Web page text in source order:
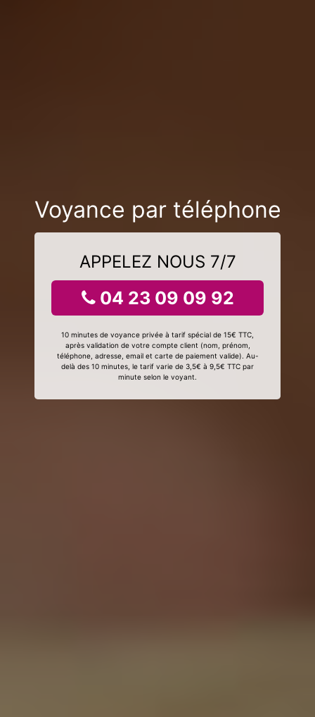
Voyance par téléphone
APPELEZ NOUS 7/7
04 23 09 09 92
10 minutes de voyance privée à tarif spécial de 15€ TTC,
après validation de votre compte client (nom, prénom,
téléphone, adresse, email et carte de paiement valide). Au-
delà des 10 minutes, le tarif varie de 3,5€ à 9,5€ TTC par
minute selon le voyant.